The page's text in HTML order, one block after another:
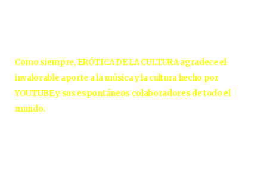
Como siempre, ERÓTICA DE LA CULTURA agradece el
invalorable aporte a la música y la cultura hecho por
YOUTUBE y sus espontáneos colaboradores de todo el
mundo.